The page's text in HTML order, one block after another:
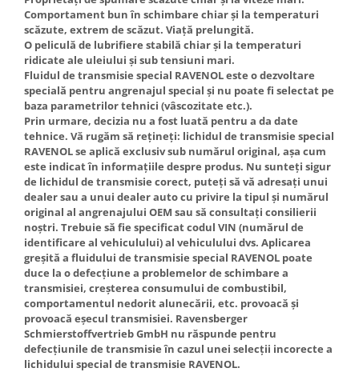
Comportament bun în schimbare chiar și la temperaturi
scăzute, extrem de scăzut. Viață prelungită.
O peliculă de lubrifiere stabilă chiar și la temperaturi
ridicate ale uleiului și sub tensiuni mari.
Fluidul de transmisie special RAVENOL este o dezvoltare
specială pentru angrenajul special și nu poate fi selectat pe
baza parametrilor tehnici (vâscozitate etc.).
Prin urmare, decizia nu a fost luată pentru a da date
tehnice. Vă rugăm să rețineți: lichidul de transmisie special
RAVENOL se aplică exclusiv sub numărul original, așa cum
este indicat în informațiile despre produs. Nu sunteți sigur
de lichidul de transmisie corect, puteți să vă adresați unui
dealer sau a unui dealer auto cu privire la tipul și numărul
original al angrenajului OEM sau să consultați consilierii
noștri. Trebuie să fie specificat codul VIN (numărul de
identificare al vehiculului) al vehiculului dvs. Aplicarea
greșită a fluidului de transmisie special RAVENOL poate
duce la o defecțiune a problemelor de schimbare a
transmisiei, creșterea consumului de combustibil,
comportamentul nedorit alunecării, etc. provoacă și
provoacă eșecul transmisiei. Ravensberger
Schmierstoffvertrieb GmbH nu răspunde pentru
defecțiunile de transmisie în cazul unei selecții incorecte a
lichidului special de transmisie RAVENOL.